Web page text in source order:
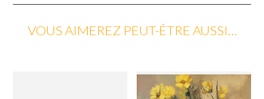
VOUS AIMEREZ PEUT-ÊTRE AUSSI…